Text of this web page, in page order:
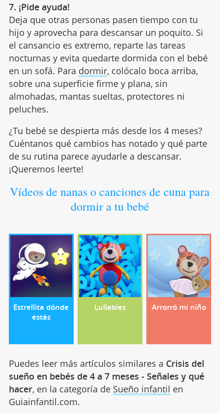
7. ¡Pide ayuda!
Deja que otras personas pasen tiempo con tu
hijo y aprovecha para descansar un poquito. Si
el cansancio es extremo, reparte las tareas
nocturnas y evita quedarte dormida con el bebé
en un sofá. Para dormir, colócalo boca arriba,
sobre una superficie firme y plana, sin
almohadas, mantas sueltas, protectores ni
peluches.
¿Tu bebé se despierta más desde los 4 meses?
Cuéntanos qué cambios has notado y qué parte
de su rutina parece ayudarle a descansar.
¡Queremos leerte!
Vídeos de nanas o canciones de cuna para
dormir a tu bebé
Estrellita dónde
estás
Lullabies Arrorró mi niño
Puedes leer más artículos similares a Crisis del
sueño en bebés de 4 a 7 meses - Señales y qué
hacer, en la categoría de Sueño infantil en
Guiainfantil.com.